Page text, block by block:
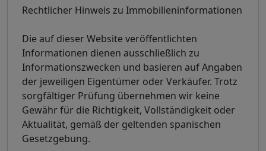
Rechtlicher Hinweis zu Immobilieninformationen
Die auf dieser Website veröffentlichten
Informationen dienen ausschließlich zu
Informationszwecken und basieren auf Angaben
der jeweiligen Eigentümer oder Verkäufer. Trotz
sorgfältiger Prüfung übernehmen wir keine
Gewähr für die Richtigkeit, Vollständigkeit oder
Aktualität, gemäß der geltenden spanischen
Gesetzgebung.